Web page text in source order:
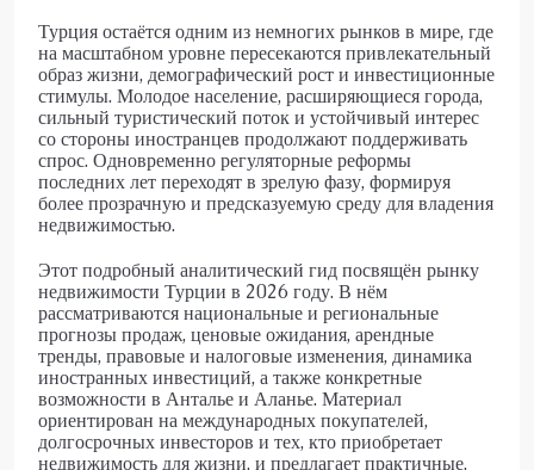
Турция остаётся одним из немногих рынков в мире, где
на масштабном уровне пересекаются привлекательный
образ жизни, демографический рост и инвестиционные
стимулы. Молодое население, расширяющиеся города,
сильный туристический поток и устойчивый интерес
со стороны иностранцев продолжают поддерживать
спрос. Одновременно регуляторные реформы
последних лет переходят в зрелую фазу, формируя
более прозрачную и предсказуемую среду для владения
недвижимостью.
Этот подробный аналитический гид посвящён рынку
недвижимости Турции в 2026 году. В нём
рассматриваются национальные и региональные
прогнозы продаж, ценовые ожидания, арендные
тренды, правовые и налоговые изменения, динамика
иностранных инвестиций, а также конкретные
возможности в Анталье и Аланье. Материал
ориентирован на международных покупателей,
долгосрочных инвесторов и тех, кто приобретает
недвижимость для жизни, и предлагает практичные,